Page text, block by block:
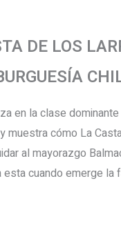
DE LOS
en la clase
muestra cómo La
al mayorazgo
esta cuando emerge la